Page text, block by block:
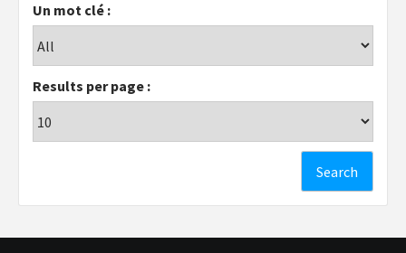
Un mot clé :
Results per page :